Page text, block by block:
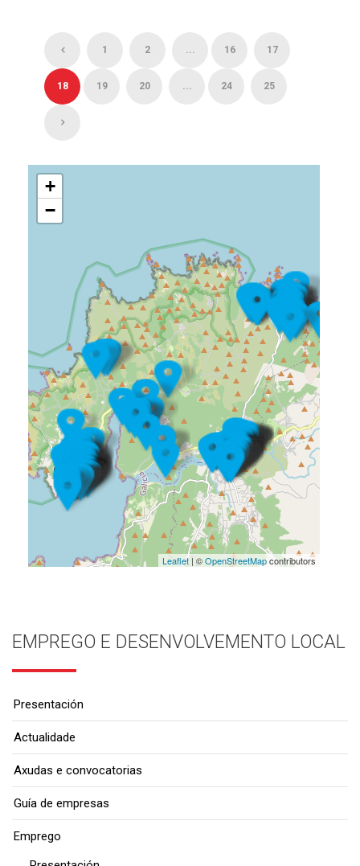
1 2 ... 16 17
18 19 20 ... 24 25
+
−
Leaflet| ©OpenStreetMapcontributors
EMPREGO E DESENVOLVEMENTO LOCAL
Presentación
Actualidade
Axudas e convocatorias
Guía de empresas
Emprego